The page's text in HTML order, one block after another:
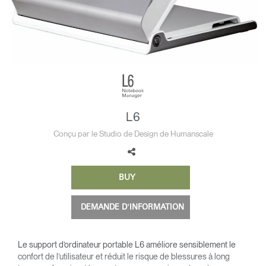
Opens
to
Facebook
Opens
to
TwitterLinkedin
to
Instagram
Opens
to
Humanscale
Opens
to
Pinterest
Opens
YouTube
L6
Conçu par le Studio de Design de Humanscale
BUY
DEMANDE D'INFORMATION
Le support d’ordinateur portable L6 améliore sensiblement le
confort de l’utilisateur et réduit le risque de blessures à long